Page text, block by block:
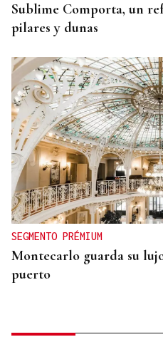
Sublime Comporta, un
pilares y dunas
SEGMENTO PRÉMIUM
Montecarlo guarda su
puerto